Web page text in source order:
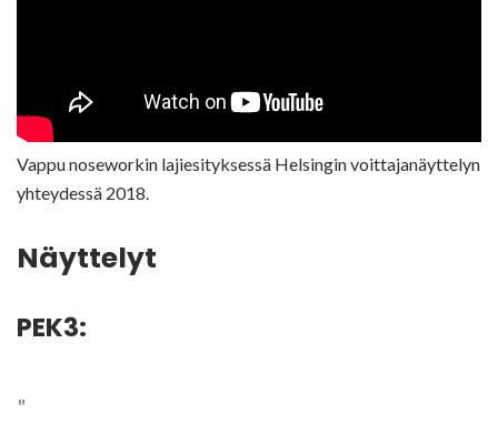
Vappu noseworkin lajiesityksessä Helsingin voittajanäyttelyn
yhteydessä 2018.
Näyttelyt
PEK3: